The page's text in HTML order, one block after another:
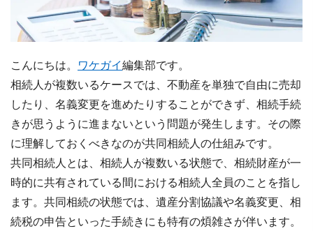
こんにちは。 ワケガイ編集部です。
相続人が複数いるケースでは、不動産を単独で自由に売却
したり、名義変更を進めたりすることができず、相続手続
きが思うように進まないという問題が発生します。その際
に理解しておくべきなのが共同相続人の仕組みです。
共同相続人とは、相続人が複数いる状態で、相続財産が一
時的に共有されている間における相続人全員のことを指し
ます。共同相続の状態では、遺産分割協議や名義変更、相
続税の申告といった手続きにも特有の煩雑さが伴います。